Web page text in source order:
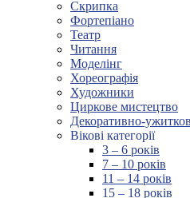
Скрипка
Фортепіано
Театр
Читання
Моделінг
Хореографія
Художники
Циркове мистецтво
Декоративно-
Вікові категорії
3 – 6 років
7 – 10 років
11 – 14 років
15 – 18 років